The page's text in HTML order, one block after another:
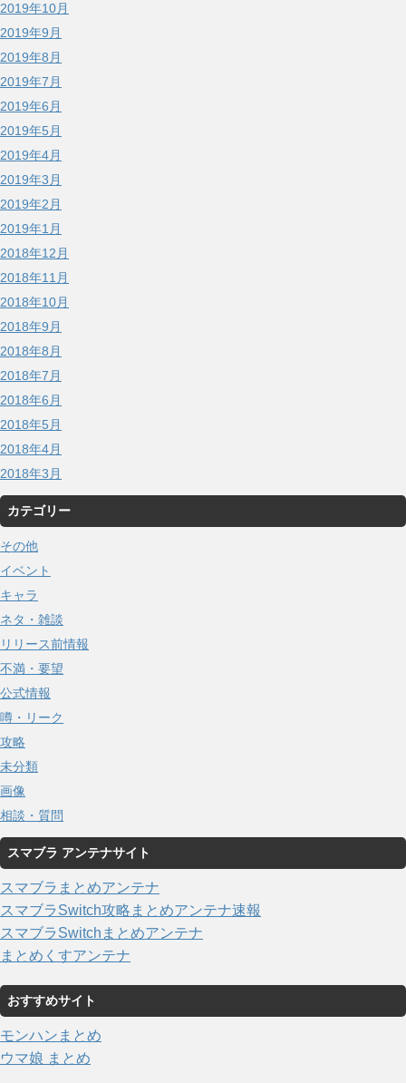
2019年10月
2019年9月
2019年8月
2019年7月
2019年6月
2019年5月
2019年4月
2019年3月
2019年2月
2019年1月
2018年12月
2018年11月
2018年10月
2018年9月
2018年8月
2018年7月
2018年6月
2018年5月
2018年4月
2018年3月
カテゴリー
その他
イベント
キャラ
ネタ・雑談
リリース前情報
不満・要望
公式情報
噂・リーク
攻略
未分類
画像
相談・質問
スマブラ アンテナサイト
スマブラまとめアンテナ
スマブラSwitch攻略まとめアンテナ速報
スマブラSwitchまとめアンテナ
まとめくすアンテナ
おすすめサイト
モンハンまとめ
ウマ娘 まとめ